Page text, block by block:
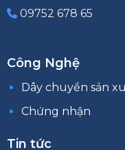
09752 678 65
Công Nghệ
Dây chuyền sản
Chứng nhận
Tin tức